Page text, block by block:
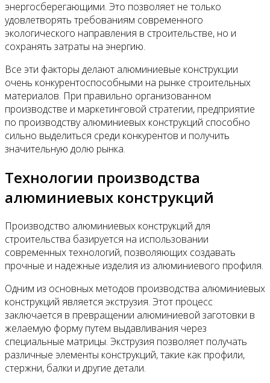
энергосберегающими. Это позволяет не только
удовлетворять требованиям современного
экологического направления в строительстве, но и
сохранять затраты на энергию.
Все эти факторы делают алюминиевые конструкции
очень конкурентоспособными на рынке строительных
материалов. При правильно организованном
производстве и маркетинговой стратегии, предприятие
по производству алюминиевых конструкций способно
сильно выделиться среди конкурентов и получить
значительную долю рынка.
Технологии производства
алюминиевых конструкций
Производство алюминиевых конструкций для
строительства базируется на использовании
современных технологий, позволяющих создавать
прочные и надежные изделия из алюминиевого профиля.
Одним из основных методов производства алюминиевых
конструкций является экструзия. Этот процесс
заключается в превращении алюминиевой заготовки в
желаемую форму путем выдавливания через
специальные матрицы. Экструзия позволяет получать
различные элементы конструкций, такие как профили,
стержни, балки и другие детали.